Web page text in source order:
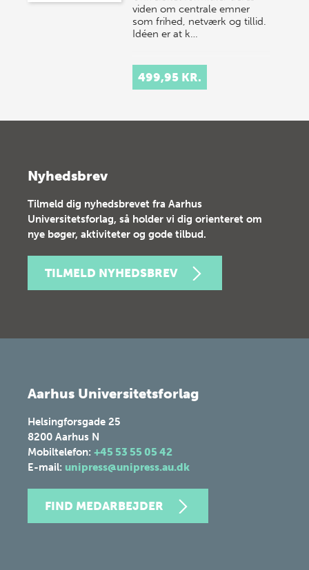
viden om centrale emner
som frihed, netværk og tillid.
Idéen er at k…
499,95 KR.
Nyhedsbrev
Tilmeld dig nyhedsbrevet fra Aarhus
Universitetsforlag, så holder vi dig orienteret om
nye bøger, aktiviteter og gode tilbud.
TILMELD NYHEDSBREV
Aarhus Universitetsforlag
Helsingforsgade 25
8200 Aarhus N
Mobiltelefon: +45 53 55 05 42
E-mail: unipress@unipress.au.dk
FIND MEDARBEJDER